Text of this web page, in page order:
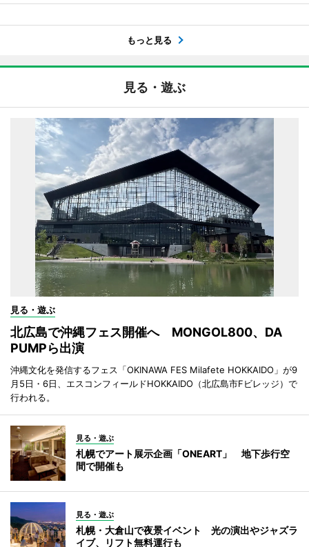
もっと見る
見る・遊ぶ
見る・遊ぶ
北広島で沖縄フェス開催へ MONGOL800、DA
PUMPら出演
沖縄文化を発信するフェス「OKINAWA FES Milafete HOKKAIDO」が9
月5日・6日、エスコンフィールドHOKKAIDO（北広島市Fビレッジ）で
行われる。
見る・遊ぶ
札幌でアート展示企画「ONEART」 地下歩行空
間で開催も
見る・遊ぶ
札幌・大倉山で夜景イベント 光の演出やジャズラ
イブ、リフト無料運行も